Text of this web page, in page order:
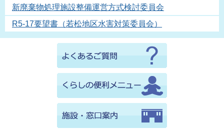
新廃棄物処理施設整備運営方式検討委員会
R5-17要望書（若松地区水害対策委員会）